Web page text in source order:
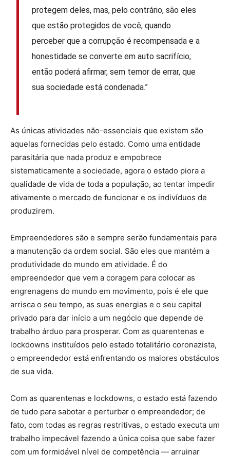
protegem deles, mas, pelo contrário, são eles
que estão protegidos de você; quando
perceber que a corrupção é recompensada e a
honestidade se converte em auto sacrifício;
então poderá afirmar, sem temor de errar, que
sua sociedade está condenada.”
As únicas atividades não-essenciais que existem são
aquelas fornecidas pelo estado. Como uma entidade
parasitária que nada produz e empobrece
sistematicamente a sociedade, agora o estado piora a
qualidade de vida de toda a população, ao tentar impedir
ativamente o mercado de funcionar e os indivíduos de
produzirem.
Empreendedores são e sempre serão fundamentais para
a manutenção da ordem social. São eles que mantém a
produtividade do mundo em atividade. É do
empreendedor que vem a coragem para colocar as
engrenagens do mundo em movimento, pois é ele que
arrisca o seu tempo, as suas energias e o seu capital
privado para dar início a um negócio que depende de
trabalho árduo para prosperar. Com as quarentenas e
lockdowns instituídos pelo estado totalitário coronazista,
o empreendedor está enfrentando os maiores obstáculos
de sua vida.
Com as quarentenas e lockdowns, o estado está fazendo
de tudo para sabotar e perturbar o empreendedor; de
fato, com todas as regras restritivas, o estado executa um
trabalho impecável fazendo a única coisa que sabe fazer
com um formidável nível de competência — arruinar